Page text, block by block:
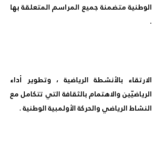
الوطنية متضمنة جميع المراسم المتعلقة بها
.
الارتقاء بالأنشطة الرياضية ، وتطوير أداء
الرياضيّين والاهتمام بالثقافة التي تتكامل مع
النشاط الرياضي والحركة الأولمبية الوطنية .